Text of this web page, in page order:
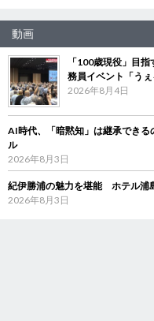
動画
「100歳現役」目
務員イベント「うぇ
2026年8月4日
AI時代、「暗黙知」は継承でき
ル
2026年8月3日
紀伊勝浦の魅力を堪能 ホテル浦
2026年8月3日